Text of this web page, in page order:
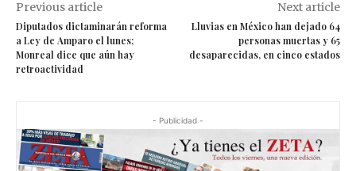
Previous article
Diputados dictaminarán reforma
a Ley de Amparo el lunes;
Monreal dice que aún hay
retroactividad
Next article
Lluvias en México han dejado 64
personas muertas y 65
desaparecidas, en cinco estados
- Publicidad -